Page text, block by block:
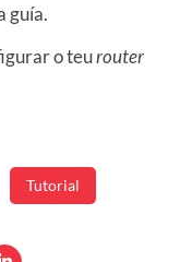
guía.
o teurouter
Tutorial